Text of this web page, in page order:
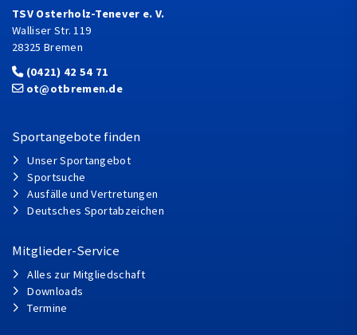
TSV Osterholz-Tenever e. V.
Walliser Str. 119
28325 Bremen
(0421) 42 54 71
ot@otbremen.de
Sportangebote finden
Unser Sportangebot
Sportsuche
Ausfälle und Vertretungen
Deutsches Sportabzeichen
Mitglieder-Service
Alles zur Mitgliedschaft
Downloads
Termine